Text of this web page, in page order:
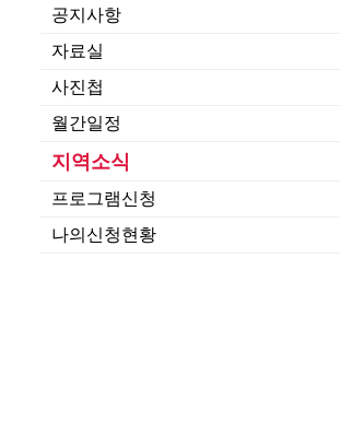
공지사항
자료실
사진첩
월간일정
지역소식
프로그램신청
나의신청현황